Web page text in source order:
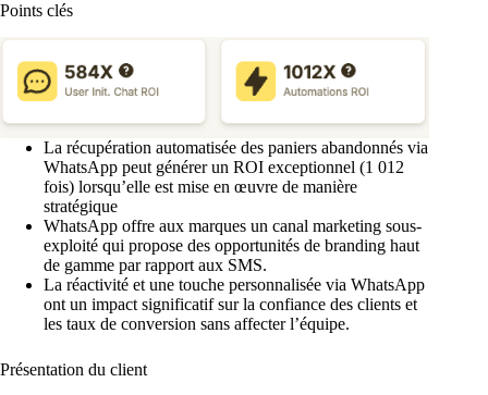
Points clés
La récupération automatisée des paniers abandonnés via
WhatsApp peut générer un ROI exceptionnel (1 012
fois) lorsqu’elle est mise en œuvre de manière
stratégique
WhatsApp offre aux marques un canal marketing sous-
exploité qui propose des opportunités de branding haut
de gamme par rapport aux SMS.
La réactivité et une touche personnalisée via WhatsApp
ont un impact significatif sur la confiance des clients et
les taux de conversion sans affecter l’équipe.
Présentation du client